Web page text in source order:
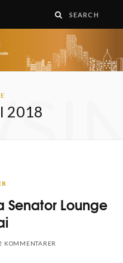
2018
Senator Lounge
KOMMENTARER